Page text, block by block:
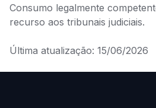
Consumo legalmente
recurso aos tribunais judiciais.
Última atualização: 15/06/2026